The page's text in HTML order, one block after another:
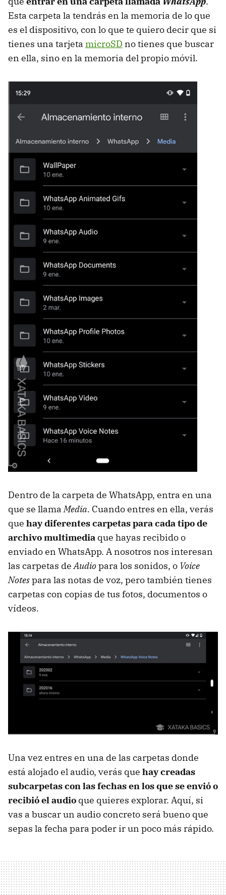
Esta carpeta la tendrás en la memoria de lo que
es el dispositivo, con lo que te quiero decir que si
tienes una tarjeta microSD no tienes que buscar
en ella, sino en la memoria del propio móvil.
Dentro de la carpeta de WhatsApp, entra en una
que se llamaMedia. Cuando entres en ella, verás
que hay diferentes carpetas para cada tipo de
archivo multimedia que hayas recibido o
enviado en WhatsApp. A nosotros nos interesan
las carpetas deAudiopara los sonidos, o Voice
Notespara las notas de voz, pero también tienes
carpetas con copias de tus fotos, documentos o
vídeos.
Una vez entres en una de las carpetas donde
está alojado el audio, verás que hay creadas
subcarpetas con las fechas en los que se envió o
recibió el audio que quieres explorar. Aquí, si
vas a buscar un audio concreto será bueno que
sepas la fecha para poder ir un poco más rápido.